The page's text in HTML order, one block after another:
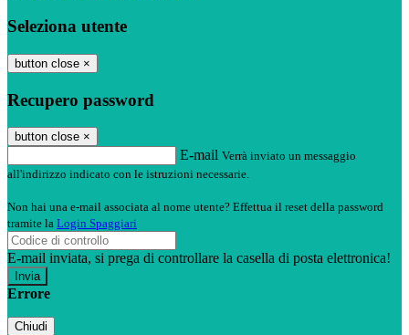
Seleziona utente
button close ×
Recupero password
button close ×
E-mail Verrà inviato un messaggio
all'indirizzo indicato con le istruzioni necessarie.
Non hai una e-mail associata al nome utente? Effettua il reset della password
tramite la Login Spaggiari
E-mail inviata, si prega di controllare la casella di posta elettronica!
Errore
Chiudi